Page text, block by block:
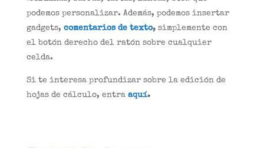
podemos personalizar. Además, podemos insertar
gadgets, comentarios de texto, simplemente con
el botón derecho del ratón sobre cualquier
celda.
Si te interesa profundizar sobre la edición de
hojas de cálculo, entra aquí.